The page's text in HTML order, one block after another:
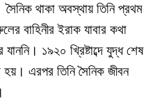
সৈনিক থাকা অবস্থায় তিনি প্রথম
বাহিনীর ইরাক যাবার কথা
১৯২০ খ্রিষ্টাব্দে যুদ্ধ শেষ
হয়। এরপর তিনি সৈনিক জীবন